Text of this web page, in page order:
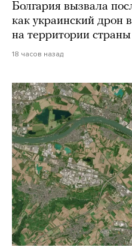
Болгария вызвала
как украинский дрон
на территории страны
18 часов назад